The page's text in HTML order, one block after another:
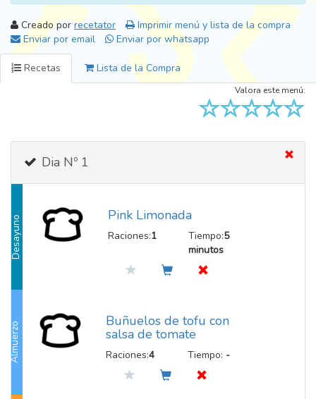
Creado porrecetator
Imprimir menú y lista de la compra
Enviar por email
Enviar por whatsapp
Recetas Lista de la Compra
Valora este menú:
Dia Nº 1
Desayuno Pink Limonada
Raciones:1 Tiempo:5
minutos
Almuerzo Buñuelos de tofu con
salsa de tomate
Raciones:4 Tiempo: -